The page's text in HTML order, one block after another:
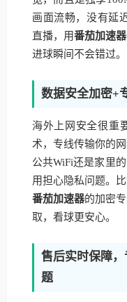
画面流畅，没有延
直播，用番茄加速器
进球瞬间不会错过。
数据安全加密+
海外上网安全很重
术，专线传输你的
公共WiFi还是家里
用担心隐私问题。
番茄加速器的加密
取，看球更安心。
售后实时保障
题